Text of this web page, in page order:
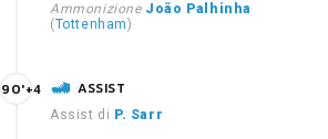
Ammonizione João Palhinha
(Tottenham)
ASSIST
Assist di P. Sarr
90'+4